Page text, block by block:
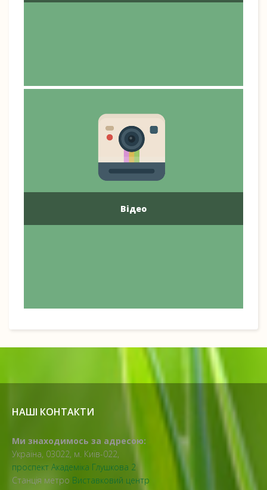
Відео
НАШІ КОНТАКТИ
Ми знаходимось за адресою:
Україна, 03022, м. Київ-022,
проспект Академіка Глушкова 2
Станція метро Виставковий центр